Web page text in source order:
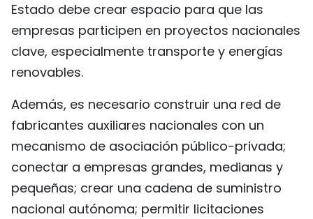
Estado debe crear espacio para que las
empresas participen en proyectos nacionales
clave, especialmente transporte y energías
renovables.
Además, es necesario construir una red de
fabricantes auxiliares nacionales con un
mecanismo de asociación público-privada;
conectar a empresas grandes, medianas y
pequeñas; crear una cadena de suministro
nacional autónoma; permitir licitaciones